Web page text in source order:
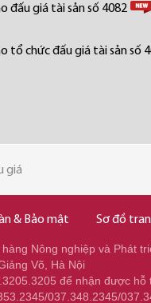
đấu giá tài sản số 4082
tổ chức đấu giá tài sản số
giá
& Bảo mật Sơ đồ
Nông nghiệp và Phát
Võ, Hà Nội
để nhận được hỗ
037.348.2345/